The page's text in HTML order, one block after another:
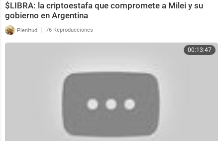
$LIBRA: la criptoestafa que compromete a Milei y su
gobierno en Argentina
Plenitud | 76 Reproducciones
00:13:47